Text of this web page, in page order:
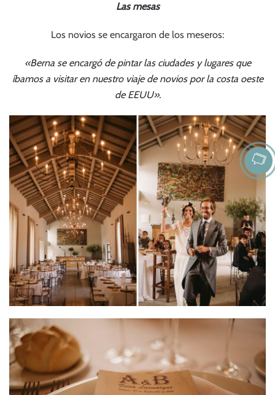
Las mesas
Los novios se encargaron de los meseros:
«Berna se encargó de pintar las ciudades y lugares que
íbamos a visitar en nuestro viaje de novios por la costa oeste
de EEUU».